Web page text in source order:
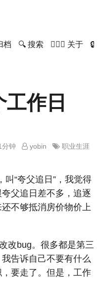
档 🔍 搜索 🙋🏻‍♂️ 关于 🔒
作日
分钟 yobin
职业生涯
“夸父追日”，我觉得
父追日差不多，追逐
不够抵消房价物价上
bug。很多都是第三
告诉自己不要有什么
要走了。但是，工作